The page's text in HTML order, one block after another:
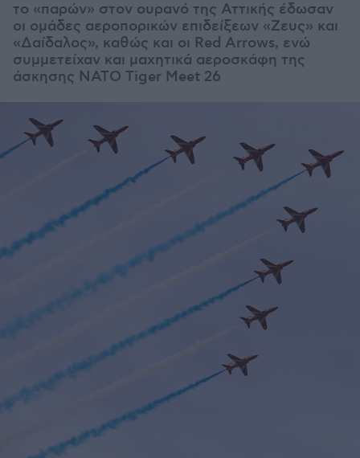
το «παρών» στον ουρανό της Αττικής έδωσαν
οι ομάδες αεροπορικών επιδείξεων «Ζευς» και
«Δαίδαλος», καθώς και οι Red Arrows, ενώ
συμμετείχαν και μαχητικά αεροσκάφη της
άσκησης NATO Tiger Meet 26